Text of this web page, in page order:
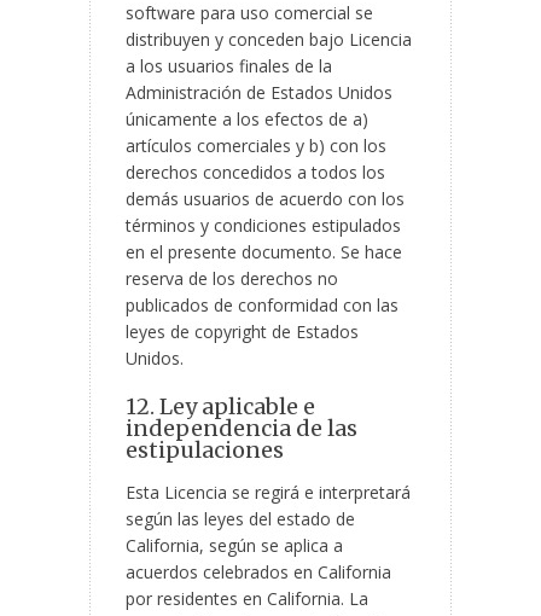
software para uso comercial se
distribuyen y conceden bajo Licencia
a los usuarios finales de la
Administración de Estados Unidos
únicamente a los efectos de a)
artículos comerciales y b) con los
derechos concedidos a todos los
demás usuarios de acuerdo con los
términos y condiciones estipulados
en el presente documento. Se hace
reserva de los derechos no
publicados de conformidad con las
leyes de copyright de Estados
Unidos.
12. Ley aplicable e
independencia de las
estipulaciones
Esta Licencia se regirá e interpretará
según las leyes del estado de
California, según se aplica a
acuerdos celebrados en California
por residentes en California. La